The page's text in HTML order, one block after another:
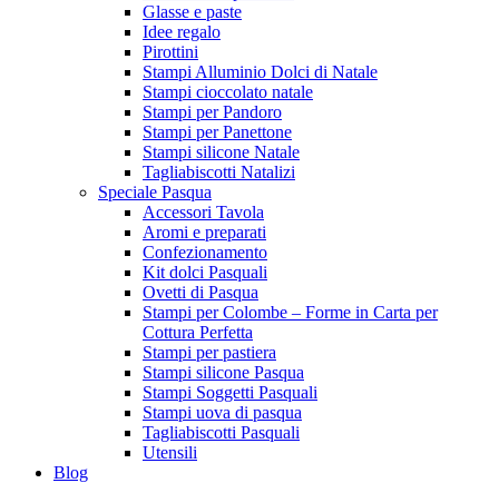
Glasse e paste
Idee regalo
Pirottini
Stampi Alluminio Dolci di Natale
Stampi cioccolato natale
Stampi per Pandoro
Stampi per Panettone
Stampi silicone Natale
Tagliabiscotti Natalizi
Speciale Pasqua
Accessori Tavola
Aromi e preparati
Confezionamento
Kit dolci Pasquali
Ovetti di Pasqua
Stampi per Colombe – Forme in Carta per
Cottura Perfetta
Stampi per pastiera
Stampi silicone Pasqua
Stampi Soggetti Pasquali
Stampi uova di pasqua
Tagliabiscotti Pasquali
Utensili
Blog